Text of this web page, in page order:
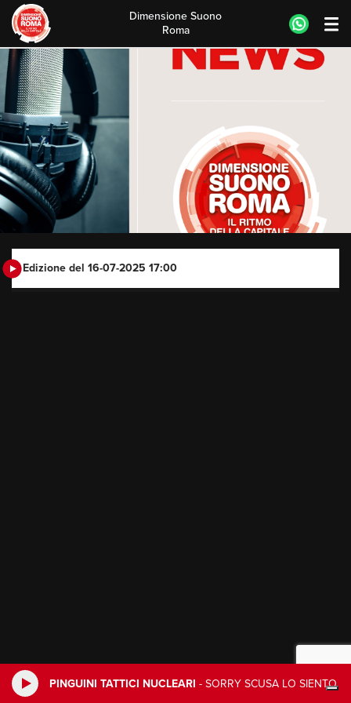
PINGUINI TATTICI NUCLEARI - SORRY SCUSA LO SIENTO
Skip
to
content
Dimensione Suono
Roma
Edizione del 16-07-2025 17:00